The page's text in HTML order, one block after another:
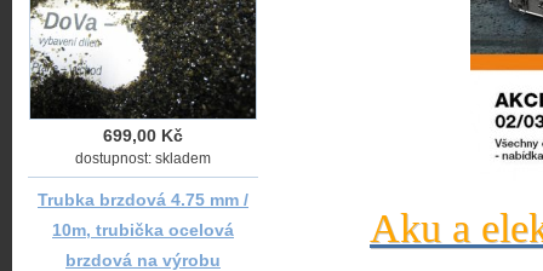
Aku a
699,00 Kč
dostupnost: skladem
Trubka brzdová 4.75 mm /
10m, trubička ocelová
brzdová na výrobu